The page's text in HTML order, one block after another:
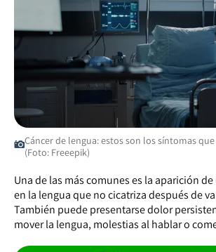
Cáncer de lengua: estos son los síntomas
(Foto: Freeepik)
Una de las más comunes es la aparición
en la lengua que no cicatriza después de
También puede presentarse dolor
mover la lengua, molestias al hablar o